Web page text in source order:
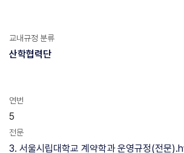
교내규정 분류
산학협력단
연번
5
전문
3. 서울시립대학교 계약학과 운영규정(전문